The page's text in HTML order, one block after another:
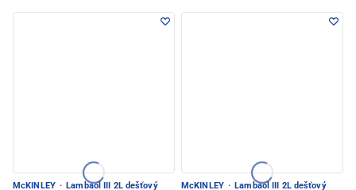
McKINLEY · Lambaol III 2L dešťový McKINLEY · Lambaol III 2L dešťový